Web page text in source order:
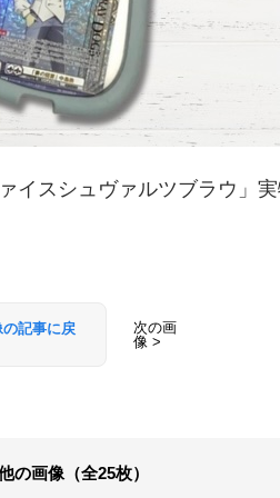
イスシュヴァルツブラウ」
の記事に戻
次の画
像 >
の画像（全25枚）